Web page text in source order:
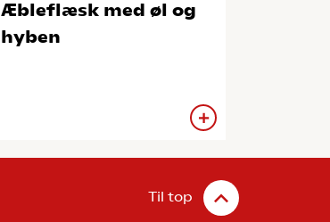
Æbleflæsk med øl og
hyben
Til top